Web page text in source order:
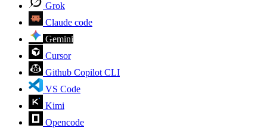
Grok
Claude code
Gemini
Cursor
Github Copilot CLI
VS Code
Kimi
Opencode